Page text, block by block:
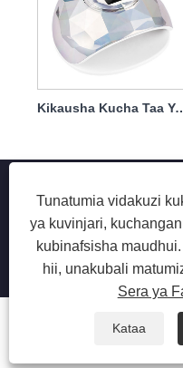
Kikausha Kucha Taa Ya Kukausha
Tunatumia vidakuzi
ya kuvinjari,
kubinafsisha
hii, unakubali
Sera ya
Kataa
Hakimiliki © 2025
ya msumari, kuchimba
zimehifadhiwa.